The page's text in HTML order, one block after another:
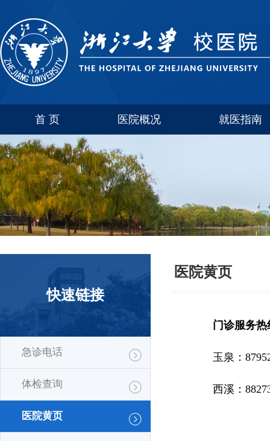
首 页 医院概况
联系方式
科室简介
就医指南
华家池
快速链接
急诊电话
体检查询
医院黄页
医院黄页
门诊服务热
玉泉：
西溪：